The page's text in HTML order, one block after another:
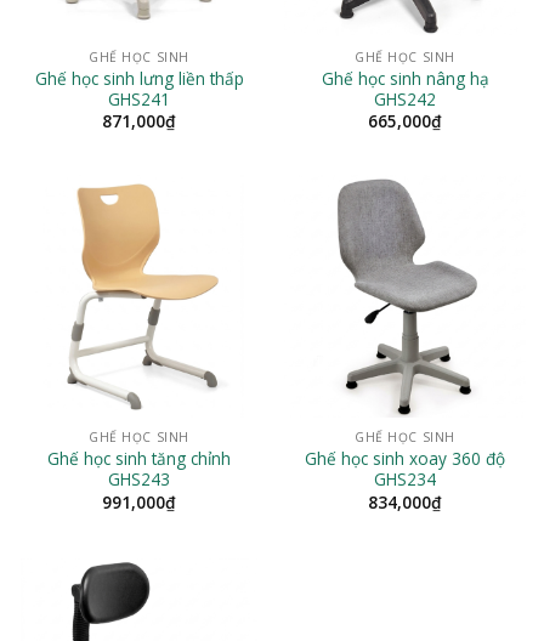
GHẾ HỌC SINH
Ghế học sinh lưng liền thấp
GHS241
871,000₫
GHẾ HỌC SINH
Ghế học sinh nâng hạ
GHS242
665,000₫
GHẾ HỌC SINH
Ghế học sinh tăng chỉnh
GHS243
991,000₫
GHẾ HỌC SINH
Ghế học sinh xoay 360 độ
GHS234
834,000₫